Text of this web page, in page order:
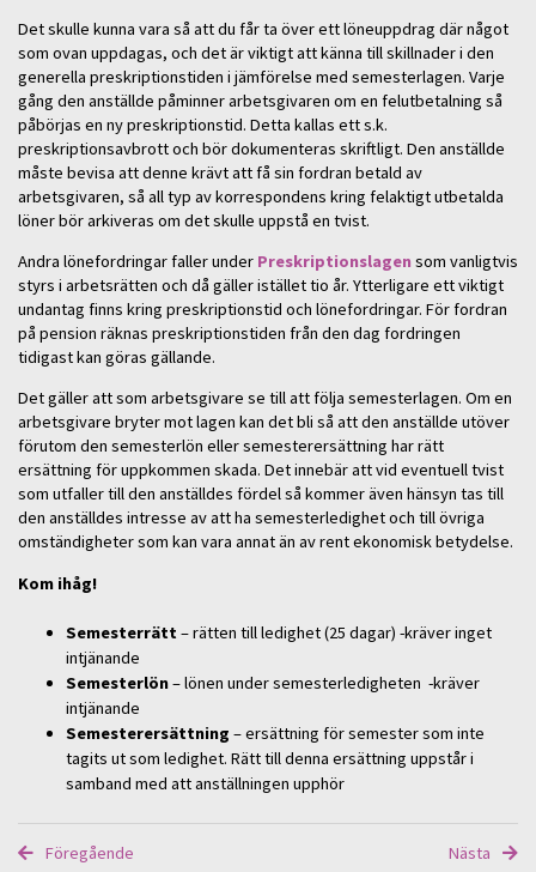
Det skulle kunna vara så att du får ta över ett löneuppdrag där något
som ovan uppdagas, och det är viktigt att känna till skillnader i den
generella preskriptionstiden i jämförelse med semesterlagen. Varje
gång den anställde påminner arbetsgivaren om en felutbetalning så
påbörjas en ny preskriptionstid. Detta kallas ett s.k.
preskriptionsavbrott och bör dokumenteras skriftligt. Den anställde
måste bevisa att denne krävt att få sin fordran betald av
arbetsgivaren, så all typ av korrespondens kring felaktigt utbetalda
löner bör arkiveras om det skulle uppstå en tvist.
Andra lönefordringar faller under Preskriptionslagensom vanligtvis
styrs i arbetsrätten och då gäller istället tio år. Ytterligare ett viktigt
undantag finns kring preskriptionstid och lönefordringar. För fordran
på pension räknas preskriptionstiden från den dag fordringen
tidigast kan göras gällande.
Det gäller att som arbetsgivare se till att följa semesterlagen. Om en
arbetsgivare bryter mot lagen kan det bli så att den anställde utöver
förutom den semesterlön eller semesterersättning har rätt
ersättning för uppkommen skada. Det innebär att vid eventuell tvist
som utfaller till den anställdes fördel så kommer även hänsyn tas till
den anställdes intresse av att ha semesterledighet och till övriga
omständigheter som kan vara annat än av rent ekonomisk betydelse.
Kom ihåg!
Semesterrätt– rätten till ledighet (25 dagar) -kräver inget
intjänande
Semesterlön– lönen under semesterledigheten -kräver
intjänande
Semesterersättning – ersättning för semester som inte
tagits ut som ledighet. Rätt till denna ersättning uppstår i
samband med att anställningen upphör
Föregående Nästa